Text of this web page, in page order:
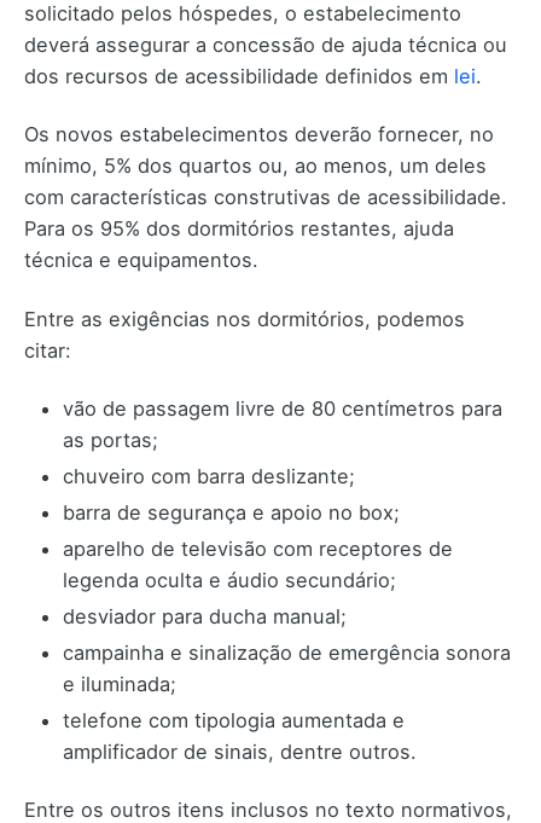
solicitado pelos hóspedes, o estabelecimento
deverá assegurar a concessão de ajuda técnica ou
dos recursos de acessibilidade definidos em lei.
Os novos estabelecimentos deverão fornecer, no
mínimo, 5% dos quartos ou, ao menos, um deles
com características construtivas de acessibilidade.
Para os 95% dos dormitórios restantes, ajuda
técnica e equipamentos.
Entre as exigências nos dormitórios, podemos
citar:
vão de passagem livre de 80 centímetros para
as portas;
chuveiro com barra deslizante;
barra de segurança e apoio no box;
aparelho de televisão com receptores de
legenda oculta e áudio secundário;
desviador para ducha manual;
campainha e sinalização de emergência sonora
e iluminada;
telefone com tipologia aumentada e
amplificador de sinais, dentre outros.
Entre os outros itens inclusos no texto normativos,